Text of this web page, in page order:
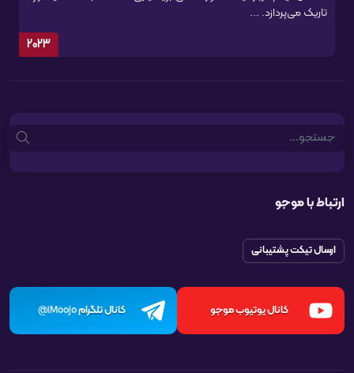
تاریک می‌پردازد. ...
2023
Search
ارتباط با موجو
ارسال تیکت پشتیبانی
کانال یوتیوب موجو کانال تلگرامiMoojo@